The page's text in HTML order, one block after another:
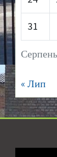
31
« Лип